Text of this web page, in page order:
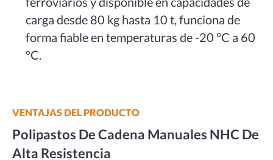
carga desde 80 kg hasta 10 t, funciona de
forma fiable en temperaturas de -20 °C a 60
°C.
VENTAJAS DEL PRODUCTO
Polipastos De Cadena Manuales NHC De
Alta Resistencia